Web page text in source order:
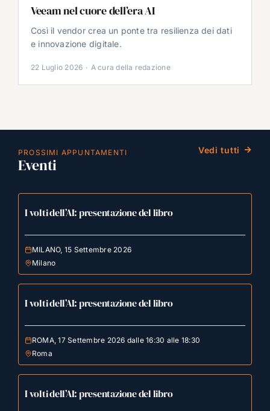
Veeam nel cuore dell’era AI
Così il vendor crea un ponte tra resilienza dei dati
e innovazione digitale.
22 Luglio 2026 · A cura della redazione
PROSSIMI APPUNTAMENTI
Eventi
Vedi tutti
I volti dell’AI: presentazione del libro
MILANO, 15 Settembre 2026
Milano
I volti dell’AI: presentazione del libro
ROMA, 17 Settembre 2026 dalle 16:30 alle 18:30
Roma
I volti dell’AI: presentazione del libro